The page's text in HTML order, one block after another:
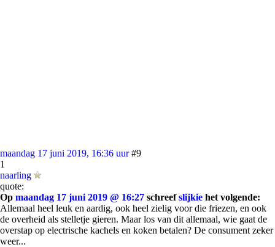
maandag 17 juni 2019, 16:36 uur #9
1
naarling
quote:
Op maandag 17 juni 2019 @ 16:27 schreefslijkie het volgende:
Allemaal heel leuk en aardig, ook heel zielig voor die friezen, en ook
de overheid als stelletje gieren. Maar los van dit allemaal, wie gaat de
overstap op electrische kachels en koken betalen? De consument zeker
weer...